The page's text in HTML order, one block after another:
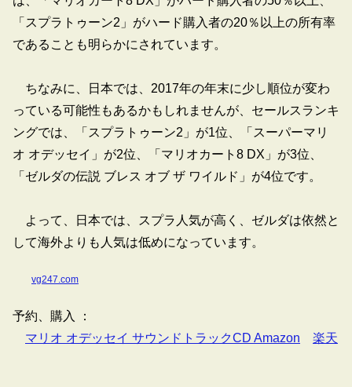
「スプラトゥーン2」がハード購入者の20％以上の所有率
であることも明らかにされています。
ちなみに、日本では、2017年の年末に少し順位が変わ
っている可能性もあるかもしれませんが、セールスランキ
ングでは、「スプラトゥーン2」が1位、「スーパーマリ
オ オデッセイ」が2位、「マリオカート8 DX」が3位、
「ゼルダの伝説 ブレス オブ ザ ワイルド」が4位です。
よって、日本では、スプラ人気が高く、ゼルダは依然と
して海外よりも人気は低めになっています。
vg247.com
予約、購入 ：
マリオ オデッセイ サウンドトラックCD Amazon
楽天